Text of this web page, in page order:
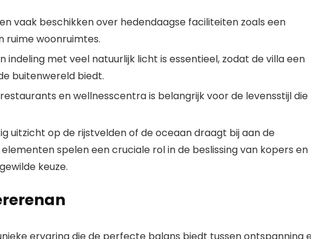
vaak beschikken over hedendaagse faciliteiten zoals een
ruime woonruimtes.
indeling met veel natuurlijk licht is essentieel, zodat de villa een
buitenwereld biedt.
en wellnesscentra is belangrijk voor de levensstijl die
uitzicht op de rijstvelden of de oceaan draagt bij aan de
spelen een cruciale rol in de beslissing van kopers en
keuze.